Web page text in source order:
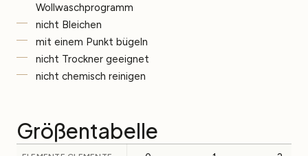
Wollwaschprogramm
nicht Bleichen
mit einem Punkt bügeln
nicht Trockner geeignet
nicht chemisch reinigen
Größentabelle